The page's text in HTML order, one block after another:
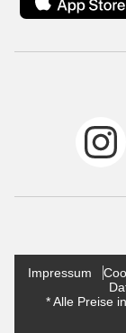
Impressum
* Alle Preise